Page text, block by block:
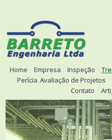
Home Empresa Inspeção
Perícia Avaliação de Projetos
Contato